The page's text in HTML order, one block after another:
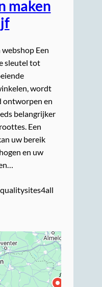
maken
Een
sleutel tot
wordt
ontworpen en
belangrijker
Een
uw bereik
en uw
qualitysites4all